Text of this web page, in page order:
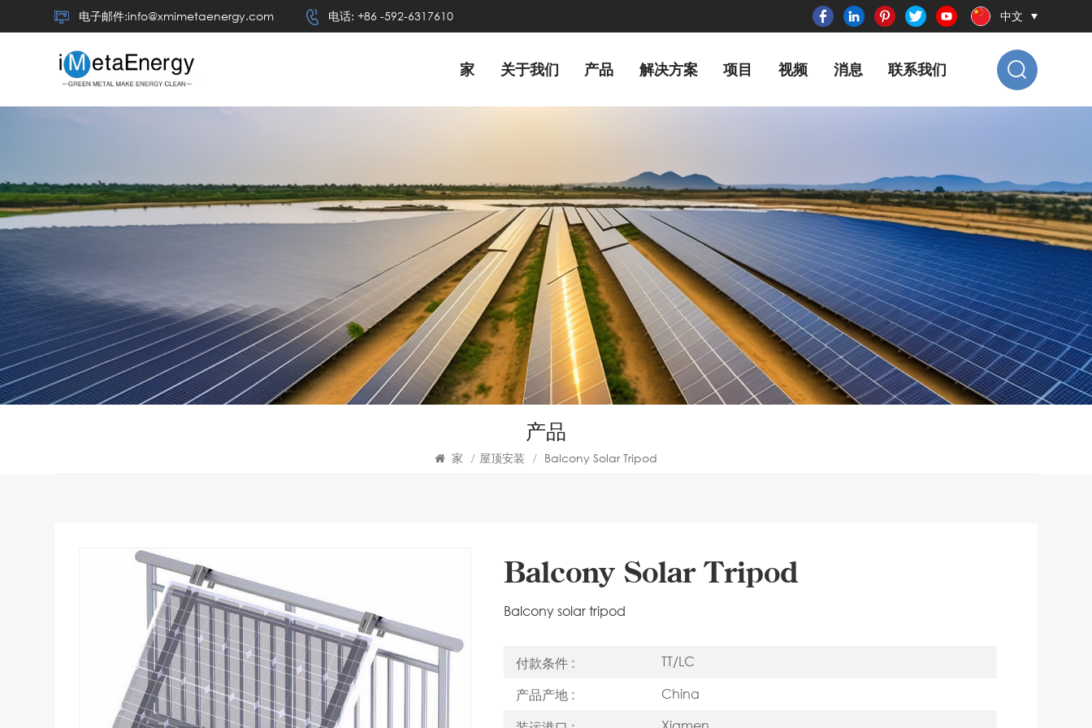
电子邮件:info@xmimetaenergy.com 电话: +86 -592-6317610 中文
家 关于我们 产品 解决方案 项目 视频 消息 联系我们
产品
家 / 屋顶安装 / Balcony Solar Tripod
Balcony Solar Tripod
Balcony solar tripod
付款条件 :
TT/LC
产品产地 :
China